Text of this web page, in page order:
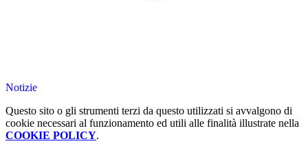
Notizie
Questo sito o gli strumenti terzi da questo utilizzati si avvalgono di
cookie necessari al funzionamento ed utili alle finalità illustrate nella
COOKIE POLICY.